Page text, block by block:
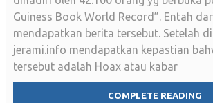
Guiness Book World Record”. Entah
mendapatkan berita tersebut. Setelah
jerami.info mendapatkan kepastian
tersebut adalah Hoax atau kabar
COMPLETE READING